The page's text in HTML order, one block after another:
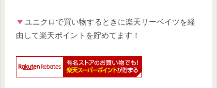
ユニクロで買い物するときに楽天リーベイツを経
由して楽天ポイントを貯めてます！